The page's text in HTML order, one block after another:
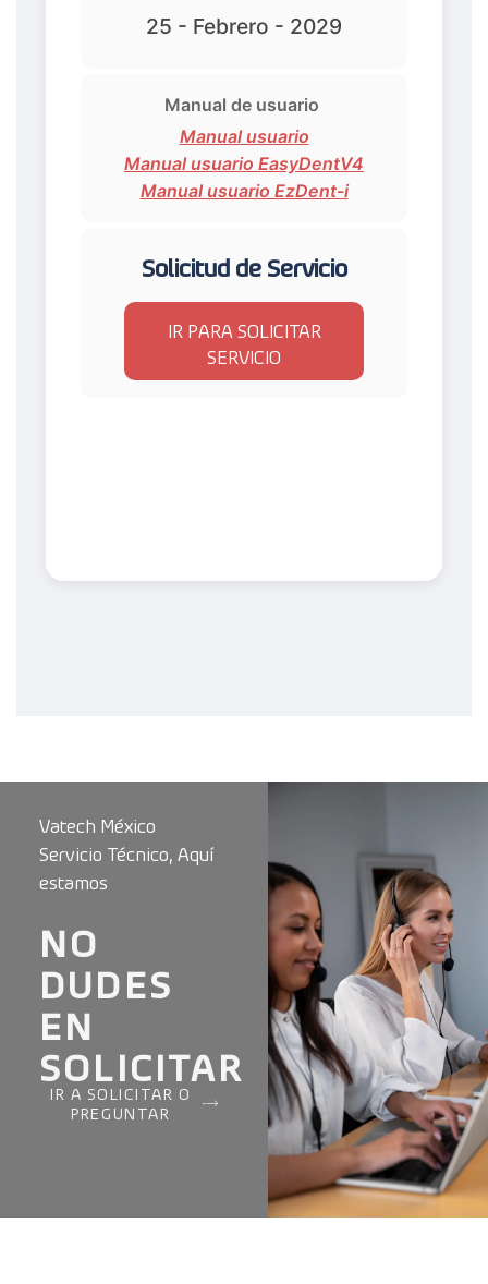
25 - Febrero - 2029
Manual de usuario
Manual usuario
Manual usuario EasyDentV4
Manual usuario EzDent-i
Solicitud de Servicio
IR PARA SOLICITAR
SERVICIO
Vatech México
Servicio Técnico, Aquí
estamos
NO
DUDES
EN
SOLICITAR
IR A SOLICITAR O
PREGUNTAR